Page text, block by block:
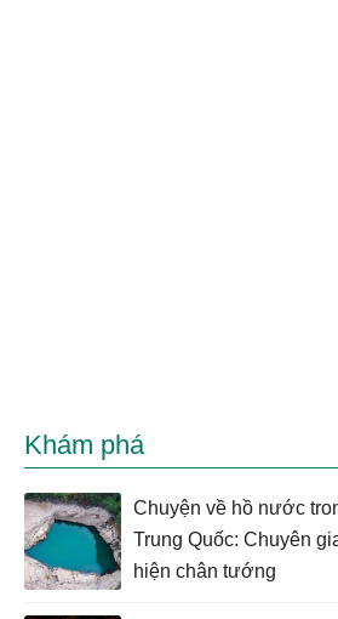
Khám phá
Chuyện về hồ nước
Trung Quốc: Chuyên
hiện chân tướng